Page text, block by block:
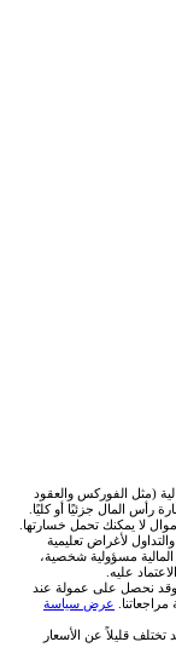
(مثل الفوركس والعقود
المال جزئيًا أو كليًا.
لا يمكنك تحمل خسارتها.
لأغراض تعليمية
المالية مسؤولية شخصية،
عليه.
نحصل على عمولة عند
عرض سياسة
تختلف قليلاً عن الأسعار